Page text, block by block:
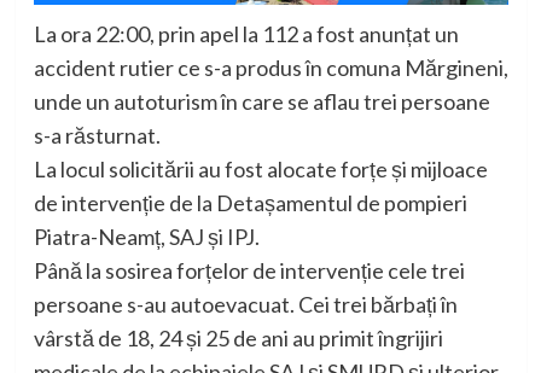
La ora 22:00, prin apel la 112 a fost anunțat un
accident rutier ce s-a produs în comuna Mărgineni,
unde un autoturism în care se aflau trei persoane
s-a răsturnat.
La locul solicitării au fost alocate forțe și mijloace
de intervenție de la Detașamentul de pompieri
Piatra-Neamț, SAJ și IPJ.
Până la sosirea forțelor de intervenție cele trei
persoane s-au autoevacuat. Cei trei bărbați în
vârstă de 18, 24 și 25 de ani au primit îngrijiri